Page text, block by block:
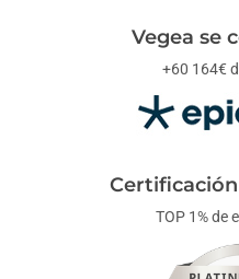
Vegea se
+60 164€
TOP 1% de